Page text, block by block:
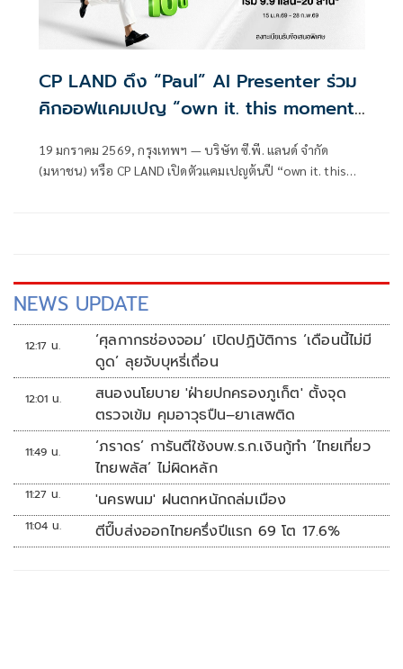
CP LAND ดึง “Paul” AI Presenter ร่วม
คิกออฟแคมเปญ “own it. this moment.
19 มกราคม 2569, กรุงเทพฯ — บริษัท ซี.พี. แลนด์ จำกัด
(มหาชน) หรือ CP LAND เปิดตัวแคมเปญต้นปี “own it. this
NEWS UPDATE
12:17 น.
‘ศุลกากรช่องจอม’ เปิดปฏิบัติการ ‘เดือนนี้ไม่มี
ดูด’ ลุยจับบุหรี่เถื่อน
12:01 น.
สนองนโยบาย 'ฝ่ายปกครองภูเก็ต' ตั้งจุด
ตรวจเข้ม คุมอาวุธปืน–ยาเสพติด
11:49 น.
‘ภราดร’ การันตีใช้งบพ.ร.ก.เงินกู้ทำ ‘ไทยเที่ยว
ไทยพลัส’ ไม่ผิดหลัก
11:27 น. 'นครพนม' ฝนตกหนักถล่มเมือง
11:04 น. ตีปี๊บส่งออกไทยครึ่งปีแรก 69 โต 17.6%